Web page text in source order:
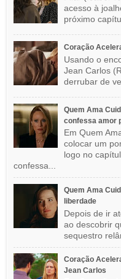
acesso à
próximo
Coração
Usando o
Jean Carlos
derrubar de
Quem Ama
confessa amor
Em Quem
colocar um
logo no
confessa...
Quem Ama
liberdade
Depois de ir
ao descobrir
sequestro
Coração
Jean Carlos